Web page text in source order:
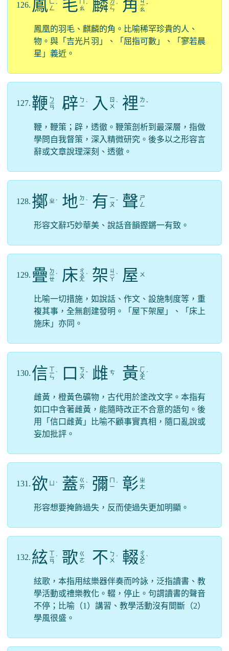
126. 鳳 ㄈ
ㄥ ˋ 毛 ㄠ ˊ 麟 ㄧ
ㄣ
ˊ 角 ㄧ
ㄠ
ˇ
鳳凰的羽毛、麒麟的角。比喻稀罕珍貴的人、
物。與「吉光片羽」、「屈指可數」、「寥若晨
星」義近。
127. 鞭 ㄅ
ㄧ
ㄢ 辟 ㄅ
ㄧ ˋ 入
ㄖ
ㄨ ˋ 裡 ㄌ
ㄧ ˇ
鞭，鞭策；辟，透徹。鞭策剖析到最深層，指做
學問自我督策，深入精微研究。後多以之形容言
辭或文章說理深刻、透徹。
128. 擲 ㄓ ˊ 地 ㄉ
ㄧ ˋ 有 ㄧ
ㄡ ˇ 聲 ㄕ
ㄥ
形容文辭巧妙華美、說話音韻鏗鏘一有致。
129. 疊 ㄉ
ㄧ
ㄝ
ˊ 床 ㄔ
ㄨ
ㄤ
ˊ 架 ㄐ
ㄧ
ㄚ
ˋ 屋 ㄨ
比喻一切措施，如說話、作文、設施制度等，重
複其事，全無創建發明。「屋下架屋」、「床上
施床」亦同。
130. 信 ㄧ
ㄣ
ˋ 口
ㄎ
ㄡ ˇ 雌 ㄘ 黃 ㄏ
ㄨ
ㄤ
ˊ
雌黃，橙黃色礦物，古代用於塗改文字。本指有
如口中含著雌黃，能隨時改正不合意的語句。後
用「信口雌黃」比喻不顧事實真相，隨口亂說或
妄加批評。
131. 欲 ˋ 蓋 ㄍ
ㄞ ˋ 彌 ㄧ ˊ 彰 ㄓ
ㄤ
形容想要掩飾過失，反而使過失更加明顯。
132. 絃 ㄧ
ㄢ
ˊ 歌 ㄍ
ㄜ
不 ㄅ
ㄨ ˊ 輟 ㄔ
ㄨ
ㄛ
ˋ
絃歌，本指用絃樂器伴奏而吟詠，泛指讀書、教
學活動或禮樂教化。輟，停止。句謂讀書的聲音
不停；比喻（1）講習、教學活動沒有間斷（2）
學風很盛。